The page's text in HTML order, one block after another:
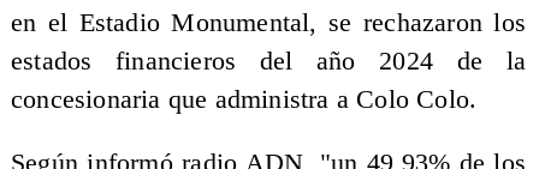
en el Estadio Monumental, se rechazaron los
estados financieros del año 2024 de la
concesionaria que administra a Colo Colo.
Según informó radio ADN, "un 49,93% de los